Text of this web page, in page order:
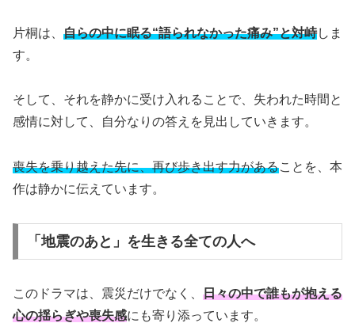
片桐は、 自らの中に眠る“語られなかった痛み”と対峙しま
す。
そして、それを静かに受け入れることで、失われた時間と
感情に対して、自分なりの答えを見出していきます。
喪失を乗り越えた先に、再び歩き出す力があることを、本
作は静かに伝えています。
「地震のあと」を生きる全ての人へ
このドラマは、震災だけでなく、 日々の中で誰もが抱える
心の揺らぎや喪失感にも寄り添っています。